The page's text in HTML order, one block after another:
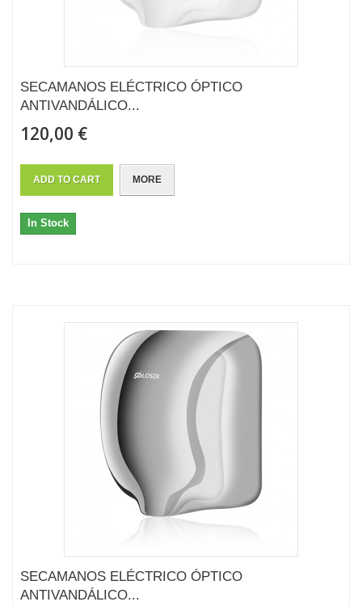
SECAMANOS ELÉCTRICO ÓPTICO
ANTIVANDÁLICO...
120,00 €
ADD TO CART MORE
In Stock
SECAMANOS ELÉCTRICO ÓPTICO
ANTIVANDÁLICO...